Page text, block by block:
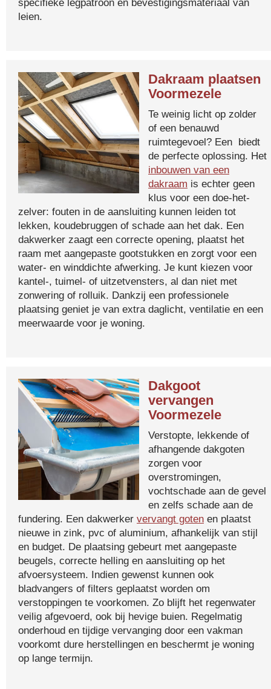
specifieke legpatroon en bevestigingsmateriaal van
leien.
Dakraam plaatsen
Voormezele
Te weinig licht op zolder
of een benauwd
ruimtegevoel? Een biedt
de perfecte oplossing. Het
inbouwen van een
dakraam is echter geen
klus voor een doe-het-
zelver: fouten in de aansluiting kunnen leiden tot
lekken, koudebruggen of schade aan het dak. Een
dakwerker zaagt een correcte opening, plaatst het
raam met aangepaste gootstukken en zorgt voor een
water- en winddichte afwerking. Je kunt kiezen voor
kantel-, tuimel- of uitzetvensters, al dan niet met
zonwering of rolluik. Dankzij een professionele
plaatsing geniet je van extra daglicht, ventilatie en een
meerwaarde voor je woning.
Dakgoot
vervangen
Voormezele
Verstopte, lekkende of
afhangende dakgoten
zorgen voor
overstromingen,
vochtschade aan de gevel
en zelfs schade aan de
fundering. Een dakwerker vervangt goten en plaatst
nieuwe in zink, pvc of aluminium, afhankelijk van stijl
en budget. De plaatsing gebeurt met aangepaste
beugels, correcte helling en aansluiting op het
afvoersysteem. Indien gewenst kunnen ook
bladvangers of filters geplaatst worden om
verstoppingen te voorkomen. Zo blijft het regenwater
veilig afgevoerd, ook bij hevige buien. Regelmatig
onderhoud en tijdige vervanging door een vakman
voorkomt dure herstellingen en beschermt je woning
op lange termijn.